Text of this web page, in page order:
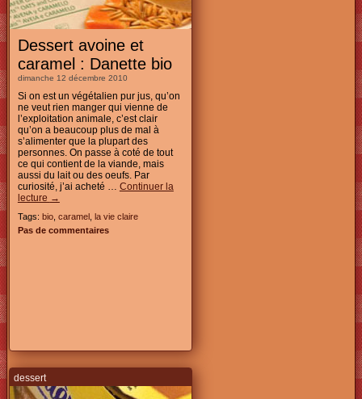
Dessert avoine et
caramel : Danette bio
dimanche 12 décembre 2010
Si on est un végétalien pur jus, qu’on
ne veut rien manger qui vienne de
l’exploitation animale, c’est clair
qu’on a beaucoup plus de mal à
s’alimenter que la plupart des
personnes. On passe à coté de tout
ce qui contient de la viande, mais
aussi du lait ou des oeufs. Par
curiosité, j’ai acheté … Continuer la
lecture →
Tags: bio, caramel, la vie claire
Pas de commentaires
dessert